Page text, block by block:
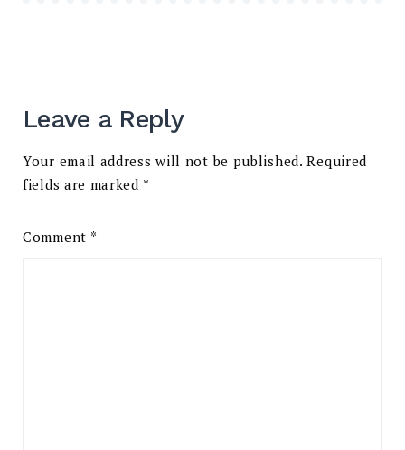
Leave a Reply
Your email address will not be published. Required
fields are marked *
Comment *